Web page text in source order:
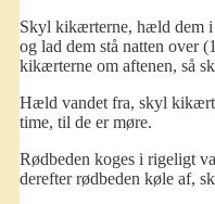
Skyl kikærterne, hæld dem
og lad dem stå natten over
kikærterne om aftenen, så
Hæld vandet fra, skyl
time, til de er møre.
Rødbeden koges i rigeligt
derefter rødbeden køle af,